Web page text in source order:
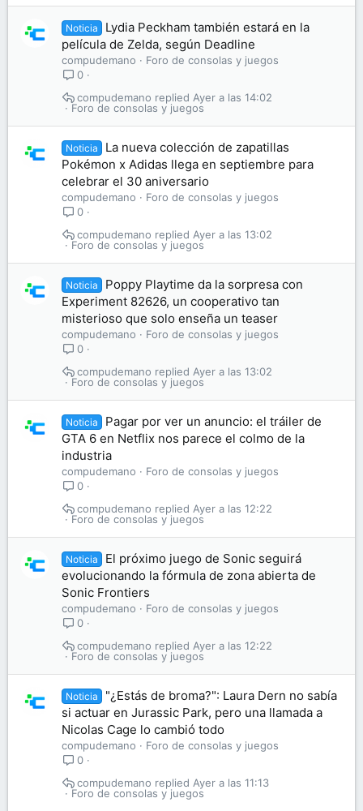
Noticia
Lydia Peckham también estará en la
película de Zelda, según Deadline
compudemano
Foro de consolas y juegos
0
Foro de consolas y juegos
Ayer a las 14:02
compudemano
Noticia
La nueva colección de zapatillas
Pokémon x Adidas llega en septiembre para
celebrar el 30 aniversario
compudemano
Foro de consolas y juegos
0
Foro de consolas y juegos
Ayer a las 13:02
compudemano
Noticia
Poppy Playtime da la sorpresa con
Experiment 82626, un cooperativo tan
misterioso que solo enseña un teaser
compudemano
Foro de consolas y juegos
0
Foro de consolas y juegos
Ayer a las 13:02
compudemano
Noticia
Pagar por ver un anuncio: el tráiler de
GTA 6 en Netflix nos parece el colmo de la
industria
compudemano
Foro de consolas y juegos
0
Foro de consolas y juegos
Ayer a las 12:22
compudemano
Noticia
El próximo juego de Sonic seguirá
evolucionando la fórmula de zona abierta de
Sonic Frontiers
compudemano
Foro de consolas y juegos
0
Foro de consolas y juegos
Ayer a las 12:22
compudemano
Noticia
"¿Estás de broma?": Laura Dern no sabía
si actuar en Jurassic Park, pero una llamada a
Nicolas Cage lo cambió todo
compudemano
Foro de consolas y juegos
0
Foro de consolas y juegos
Ayer a las 11:13
compudemano